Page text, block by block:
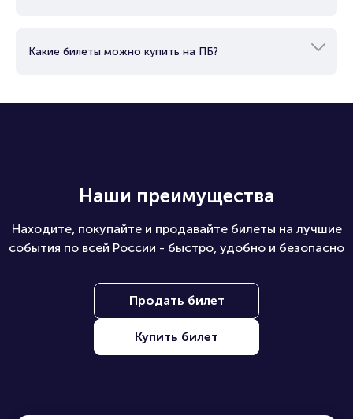
Какие билеты можно купить на ПБ?
Наши преимущества
Находите, покупайте и продавайте билеты на лучшие
события по всей России - быстро, удобно и безопасно
Продать билет
Купить билет